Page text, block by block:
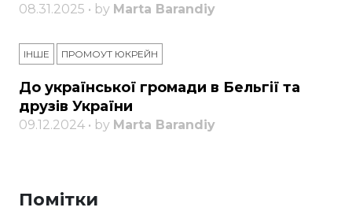
08.31.2025 • by Marta Barandiy
ІНШЕ ПРОМОУТ ЮКРЕЙН
До української громади в Бельгії та
друзів України
09.12.2024 • by Marta Barandiy
Помітки